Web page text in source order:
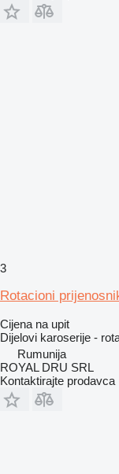
3
Rotacioni
Cijena na upit
Dijelovi karoserije -
Rumunija
ROYAL DRU SRL
Kontaktirajte prodavca